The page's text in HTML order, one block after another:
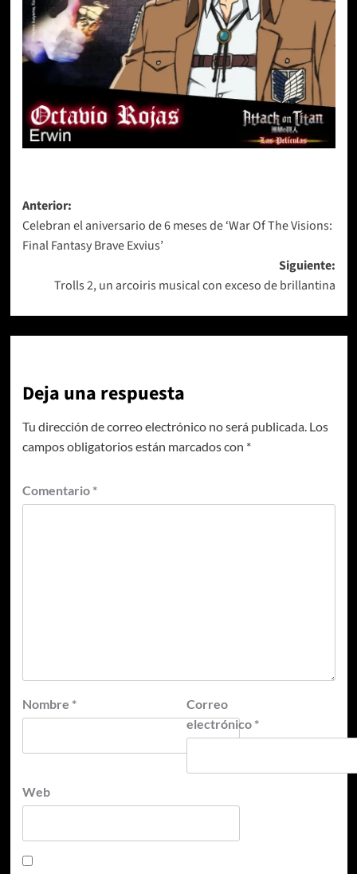
Navegación
de
entradas
Anterior:
Celebran el aniversario de 6 meses de ‘War Of The Visions:
Final Fantasy Brave Exvius’
Siguiente:
Trolls 2, un arcoiris musical con exceso de brillantina
Deja una respuesta
Tu dirección de correo electrónico no será publicada. Los
campos obligatorios están marcados con *
Comentario *
Nombre *
Correo
electrónico *
Web